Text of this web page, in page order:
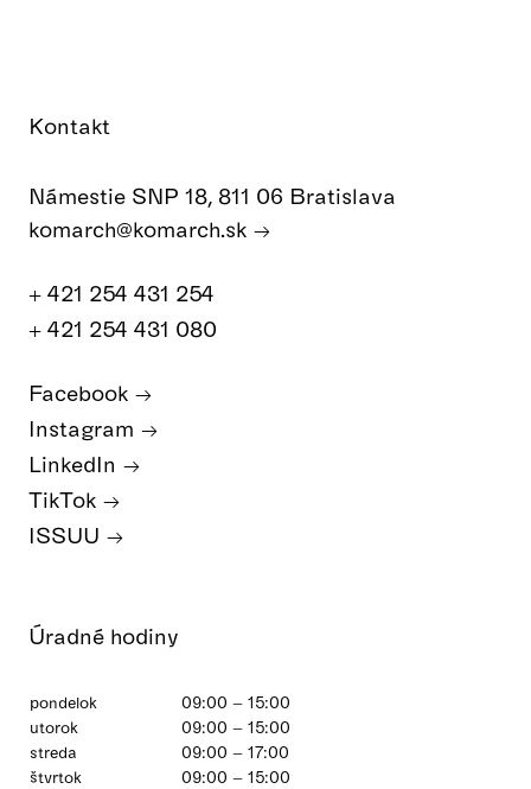
Úradné hodiny
pondelok
09:00 – 15:00
utorok
09:00 – 15:00
streda
09:00 – 17:00
štvrtok
09:00 – 15:00
Kontakt
Námestie SNP 18, 811 06 Bratislava
komarch@komarch.sk
+ 421 254 431 254
+ 421 254 431 080
Facebook
Instagram
LinkedIn
TikTok
ISSUU